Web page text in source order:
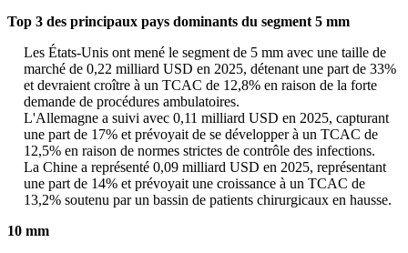
Top 3 des principaux pays dominants du segment 5 mm
Les États-Unis ont mené le segment de 5 mm avec une taille de
marché de 0,22 milliard USD en 2025, détenant une part de 33%
et devraient croître à un TCAC de 12,8% en raison de la forte
demande de procédures ambulatoires.
L'Allemagne a suivi avec 0,11 milliard USD en 2025, capturant
une part de 17% et prévoyait de se développer à un TCAC de
12,5% en raison de normes strictes de contrôle des infections.
La Chine a représenté 0,09 milliard USD en 2025, représentant
une part de 14% et prévoyait une croissance à un TCAC de
13,2% soutenu par un bassin de patients chirurgicaux en hausse.
10 mm